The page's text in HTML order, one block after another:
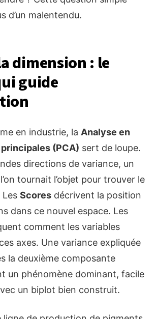
d’un malentendu.
dimension : le
guide
en industrie, la Analyse en
(PCA) sert de loupe.
directions de variance, un
tournait l’objet pour trouver le
Les Scores décrivent la position
dans ce nouvel espace. Les
comment les variables
axes. Une variance expliquée
la deuxième composante
un phénomène dominant, facile
un biplot bien construit.